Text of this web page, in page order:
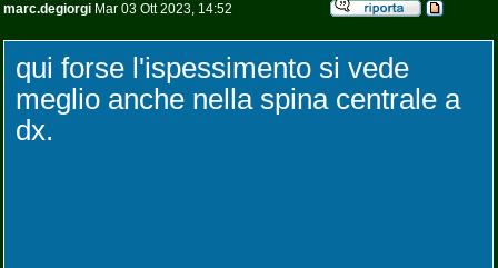
marc.degiorgi Mar 03 Ott 2023, 14:52
qui forse l'ispessimento si vede
meglio anche nella spina centrale a
dx.